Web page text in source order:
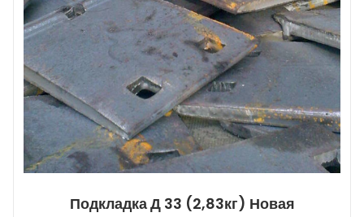
Подкладка Д 33 (2,83кг) Новая